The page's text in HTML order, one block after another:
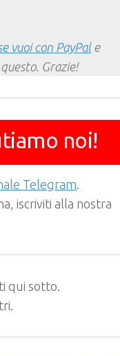
vuoi con PayPale
Grazie!
noi!
Telegram.
iscriviti alla nostra
qui sotto.